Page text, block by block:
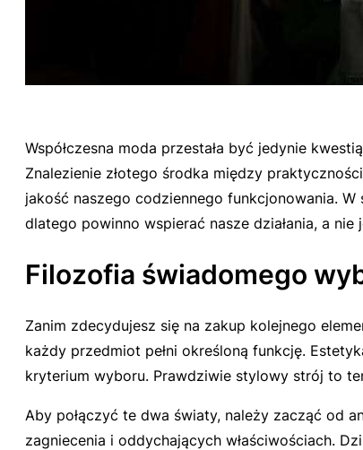
Współczesna moda przestała być jedynie
Znalezienie złotego środka między
jakość naszego codziennego funkcjonowania.
dlatego powinno wspierać nasze działania, a nie
Filozofia świadomego
Zanim zdecydujesz się na zakup kolejnego
każdy przedmiot pełni określoną funkcję.
kryterium wyboru. Prawdziwie stylowy strój to
Aby połączyć te dwa światy, należy zacząć od
zagniecenia i oddychających właściwościach.